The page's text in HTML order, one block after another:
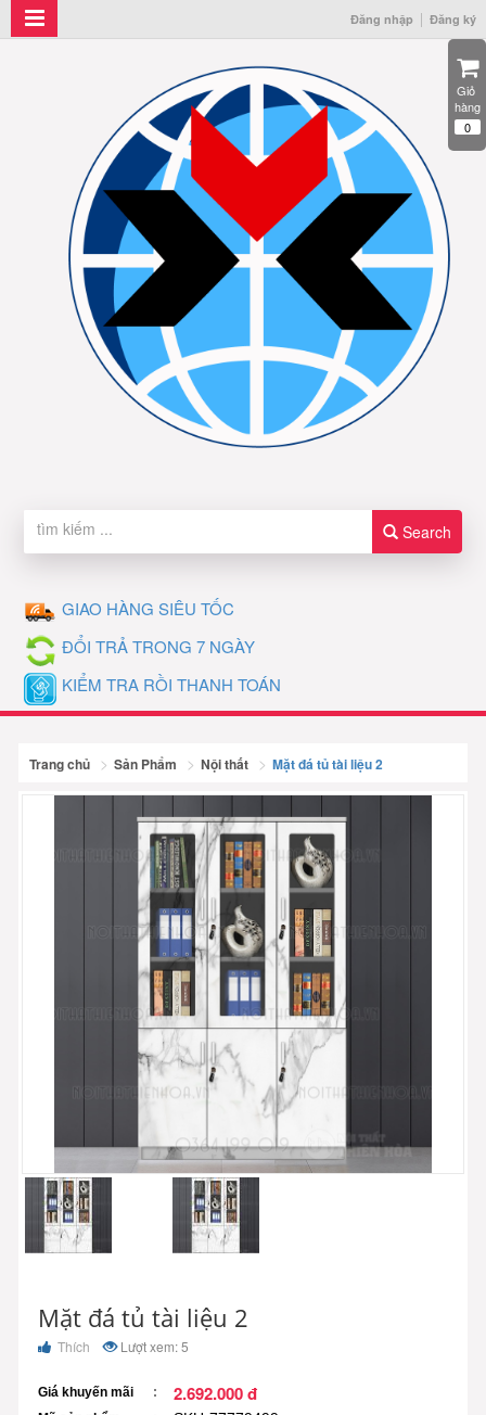
Đăng nhập Đăng ký
Search
GIAO HÀNG SIÊU TỐC
ĐỔI TRẢ TRONG 7 NGÀY
KIỂM TRA RỒI THANH TOÁN
Trang chủ Sản Phẩm Nội thất Mặt đá tủ tài liệu 2
Mặt đá tủ tài liệu 2
Thích Lượt xem: 5
Giá khuyến mãi 2.692.000 đ
Giỏ
hàng
0